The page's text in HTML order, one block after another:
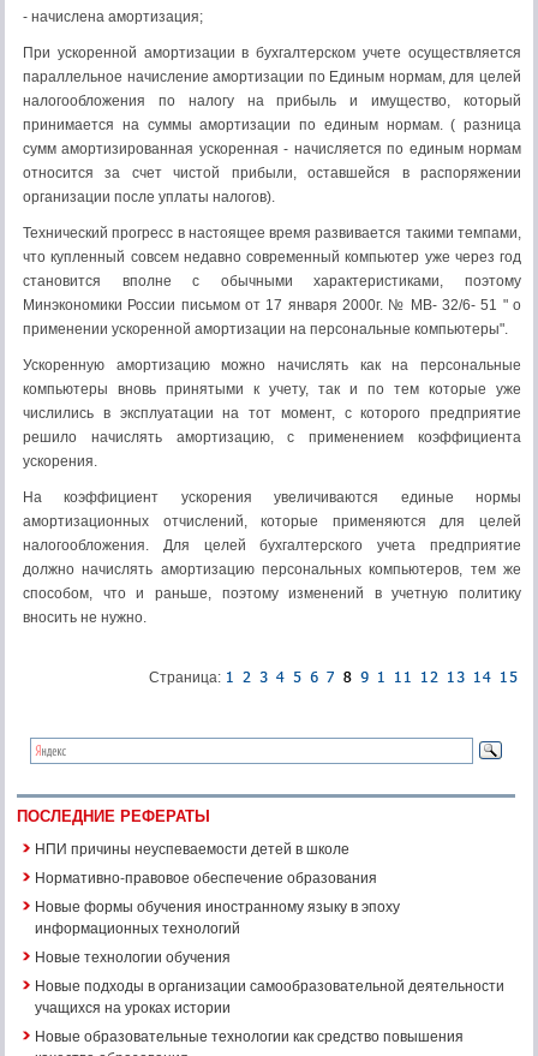
- начислена амортизация;
При ускоренной амортизации в бухгалтерском учете осуществляется
параллельное начисление амортизации по Единым нормам, для целей
налогообложения по налогу на прибыль и имущество, который
принимается на суммы амортизации по единым нормам. ( разница
сумм амортизированная ускоренная - начисляется по единым нормам
относится за счет чистой прибыли, оставшейся в распоряжении
организации после уплаты налогов).
Технический прогресс в настоящее время развивается такими темпами,
что купленный совсем недавно современный компьютер уже через год
становится вполне с обычными характеристиками, поэтому
Минэкономики России письмом от 17 января 2000г. № МВ- 32/6- 51 " о
применении ускоренной амортизации на персональные компьютеры".
Ускоренную амортизацию можно начислять как на персональные
компьютеры вновь принятыми к учету, так и по тем которые уже
числились в эксплуатации на тот момент, с которого предприятие
решило начислять амортизацию, с применением коэффициента
ускорения.
На коэффициент ускорения увеличиваются единые нормы
амортизационных отчислений, которые применяются для целей
налогообложения. Для целей бухгалтерского учета предприятие
должно начислять амортизацию персональных компьютеров, тем же
способом, что и раньше, поэтому изменений в учетную политику
вносить не нужно.
Страница:
ПОСЛЕДНИЕ РЕФЕРАТЫ
НПИ причины неуспеваемости детей в школе
Нормативно-правовое обеспечение образования
Новые формы обучения иностранному языку в эпоху
информационных технологий
Новые технологии обучения
Новые подходы в организации самообразовательной деятельности
учащихся на уроках истории
Новые образовательные технологии как средство повышения